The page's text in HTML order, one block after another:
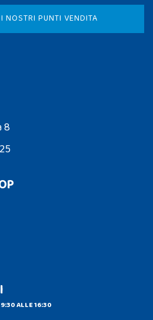
NOSTRI PUNTI VENDITA
8
ALLE 16:30